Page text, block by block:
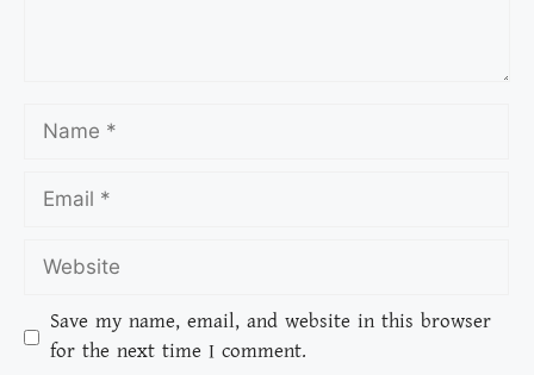
Save my name, email, and website in this browser
for the next time I comment.